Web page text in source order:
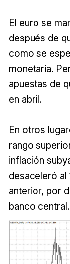
El euro se
después de
como se
monetaria.
apuestas de
en abril.
En otros
rango
inflación
desaceleró al
anterior, por
banco central.